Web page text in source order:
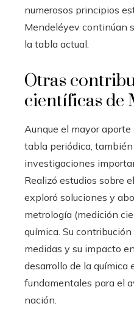
numerosos principios
Mendeléyev continúan
la tabla actual.
Otras
científicas de
Aunque el mayor
tabla periódica,
investigaciones
Realizó estudios sobre
exploró soluciones y
metrología (medición
química. Su
medidas y su impacto
desarrollo de la química
fundamentales para el
nación.